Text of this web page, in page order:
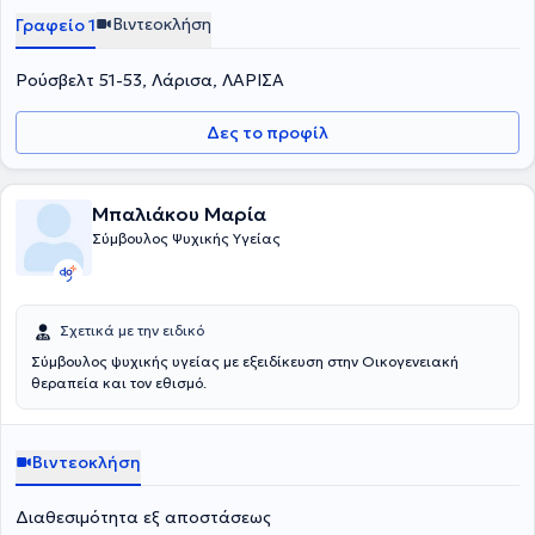
επαναδιατυπωθεί η προσωπική ιστορία, να μετακινηθεί η στάση
απέναντι στον εαυτό και τους άλλους, και να ανοιχτεί η δυνατότητα
μιας διαφορετικής θέσης στη ζωή.
Γραφείο 1 Βιντεοκλήση
Ρούσβελτ 51-53, Λάρισα, ΛΑΡΙΣΑ
Δες το προφίλ
Μπαλιάκου Μαρία
Σύμβουλος Ψυχικής Υγείας
Σχετικά με την ειδικό
Σύμβουλος ψυχικής υγείας με εξειδίκευση στην Οικογενειακή
θεραπεία και τον εθισμό.
Βιντεοκλήση
Διαθεσιμότητα εξ αποστάσεως